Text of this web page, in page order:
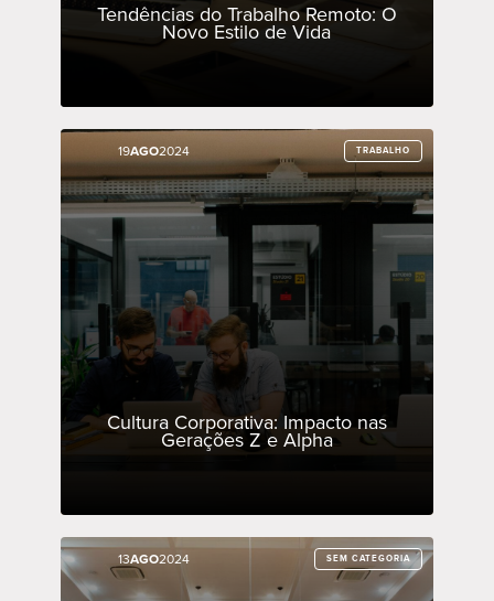
Tendências do Trabalho Remoto: O
Novo Estilo de Vida
19AGO2024 TRABALHO
Cultura Corporativa: Impacto nas
Gerações Z e Alpha
19AGO2024 TRABALHO
13AGO2024 SEM CATEGORIA
13AGO2024 SEM CATEGORIA